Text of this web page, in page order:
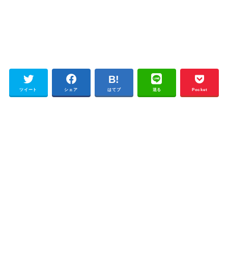
ツイート シェア はてブ 送る Pocket